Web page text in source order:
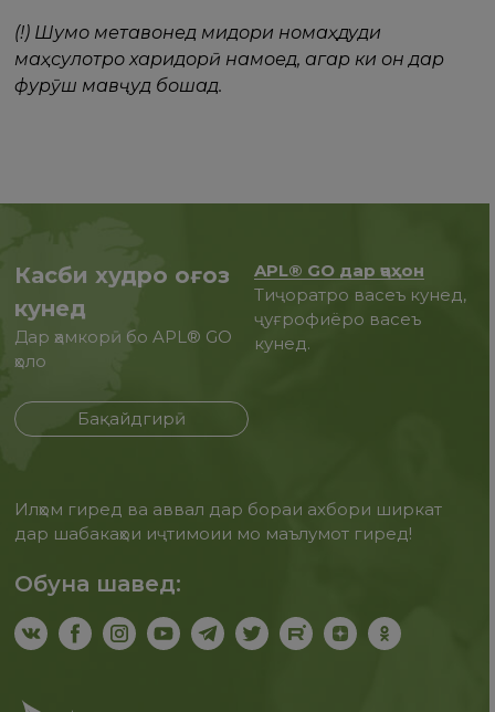
(!) Шумо метавонед миқдори номаҳдуди
маҳсулотро харидорӣ намоед, агар ки он дар
фурӯш мавҷуд бошад.
Касби худро оғоз
кунед
Дар ҳамкорӣ бо APL® GO
ҳоло
Бақайдгирӣ
APL® GO дар ҷаҳон
Тиҷоратро васеъ кунед,
ҷуғрофиёро васеъ
кунед.
Илҳом гиред ва аввал дар бораи ахбори ширкат
дар шабакаҳои иҷтимоии мо маълумот гиред!
Обуна шавед: